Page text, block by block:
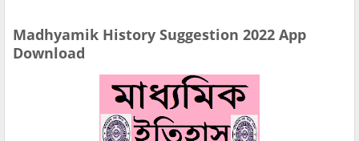
Madhyamik History Suggestion 2022 App
Download